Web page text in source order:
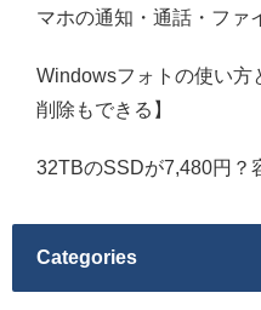
マホの通知・通話・ファ
Windowsフォトの使い方
削除もできる】
32TBのSSDが7,480円？
Categories